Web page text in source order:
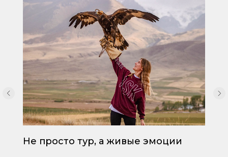
Не просто тур, а живые эмоции